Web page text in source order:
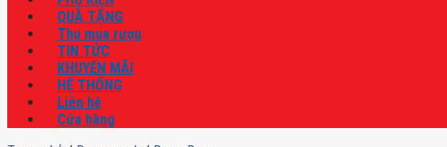
QUÀ TẶNG
Thu mua rượu
TIN TỨC
KHUYẾN MÃI
HỆ THỐNG
Liên hệ
Cửa hàng